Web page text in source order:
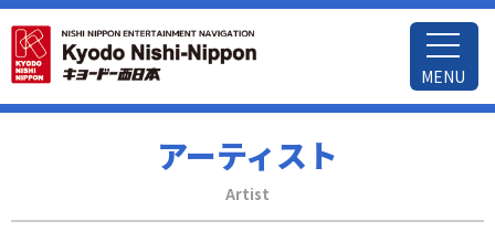
MENU
アーティスト
Artist